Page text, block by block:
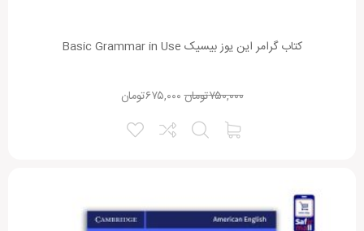
کتاب گرامر این یوز بیسیک Basic Grammar in Use
تومان۷۵۰,۰۰۰ تومان۶۷۵,۰۰۰